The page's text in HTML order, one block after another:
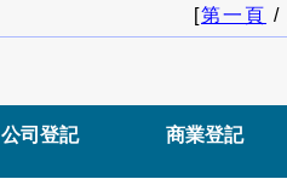
[第一頁 /
公司登記 商業登記